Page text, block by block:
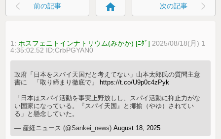
前の記事 home 次の記事
1:ホスフェニトインナトリウム(みかか) [ﾆﾀﾞ] 2025/08/18(月) 1
4:35:02.52 ID:CrbPGYAN0
政府「日本をスパイ天国だと考えてない」山本太郎氏の質問主意
書に 「取り締まり徹底で」
https://t.co/U9p0c4zPyk
「日本はスパイ活動を事実上野放しし、スパイ活動に抑止力がな
い国家になっている。『スパイ天国』と揶揄（やゆ）されてい
る」と懸念していた。
— 産経ニュース (@Sankei_news)August 18, 2025